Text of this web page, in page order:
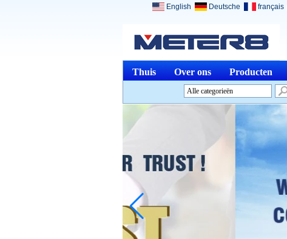
English Deutsche français
Thuis Over ons Producten
Alle categorieën
Analyse InstrumentenL
Optische instrumentenL
Fysieke MetenL
Meten &amp; Meting